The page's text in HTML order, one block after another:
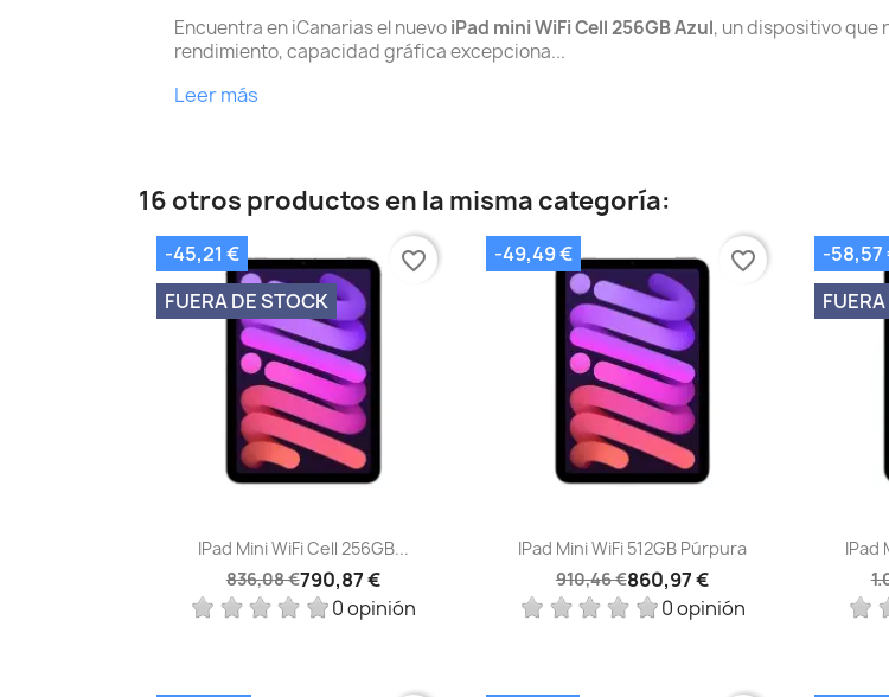
Encuentra en iCanarias el nuevoiPad mini WiFi Cell 256GB Azul, un dispositivo que
rendimiento, capacidad gráfica excepciona...
Leer más
16 otros productos en la misma categoría:
Vista rápida
IPad Mini WiFi Cell 256GB...
836,08 €790,87 €
0 opinión
-45,21 €
FUERA DE STOCK
favorite_border
Vista rápida
IPad Mini WiFi 512GB Púrpura
910,46 €860,97 €
0 opinión
-49,49 € favorite_border
IPad
-58,57